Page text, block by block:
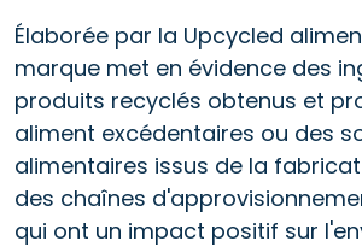
Élaborée par la Upcycled
marque met en évidence des
produits recyclés obtenus et
aliment excédentaires ou des
alimentaires issus de la
des chaînes
qui ont un impact positif sur